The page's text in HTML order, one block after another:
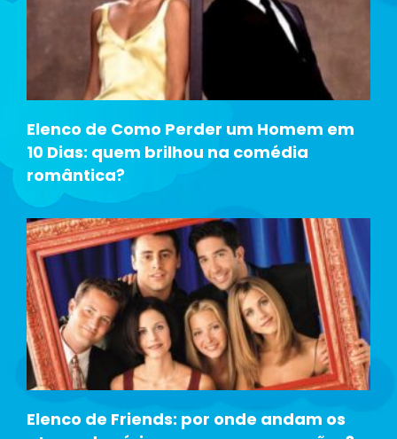
Elenco de Como Perder um Homem em
10 Dias: quem brilhou na comédia
romântica?
Elenco de Friends: por onde andam os